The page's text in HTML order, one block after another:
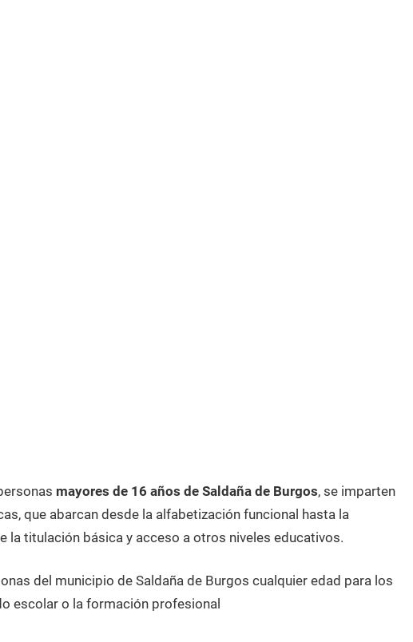
mayores de 16 años de Saldaña de Burgos, se imparten
que abarcan desde la alfabetización funcional hasta la
la titulación básica y acceso a otros niveles educativos.
del municipio de Saldaña de Burgos cualquier edad para los
escolar o la formación profesional